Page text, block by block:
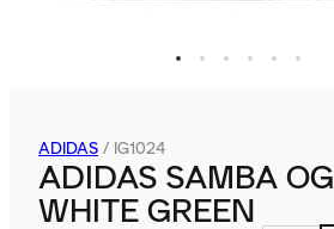
ADIDAS / IG1024
ADIDAS SAMBA OG
WHITE GREEN